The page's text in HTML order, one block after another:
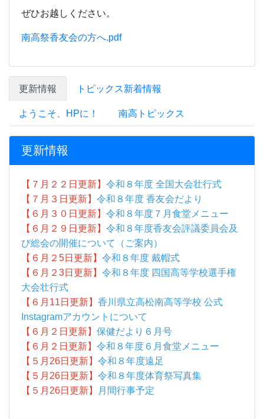
ぜひお越しください。
南高祭香友会の方へ.pdf
更新情報 トピックス新着情報
ようこそ、HPに！ 南高トピックス
更新情報
【７月２２日更新】 令和８年度 全国大会壮行式
【７月３日更新】 令和８年度 香友会だより
【６月３０日更新】 令和８年度７月食堂メニュー
【６月２９日更新】 令和８年度香友会評議委員会及
び総会の開催について（ご案内）
【６月２5日更新】 令和８年度 戴帽式
【６月２3日更新】 令和８年度 四国高等学校選手権
大会壮行式
【６月11日更新】 香川県立高松南高等学校 公式
Instagramアカウントについて
【６月２日更新】 保健だより６月号
【６月２日更新】 令和８年度６月食堂メニュー
【５月26日更新】 令和８年度遠足
【５月26日更新】 令和８年度体育祭写真集
【５月26日更新】
月間行事予定